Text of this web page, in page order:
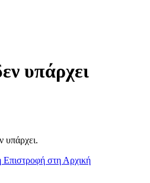
υπάρχει
υπάρχει.
Επιστροφή στη Αρχική